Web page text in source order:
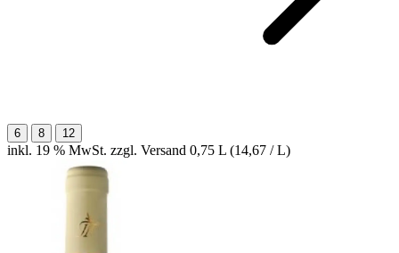
6 8 12
inkl. 19 % MwSt. zzgl. Versand 0,75 L (14,67 / L)